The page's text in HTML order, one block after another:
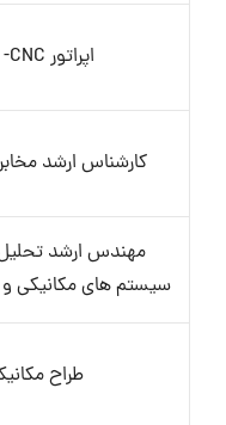
اپراتور CNC- آقا
کارشناس ارشد
مهندس ارشد
سیستم های مکانیکی و
طراح